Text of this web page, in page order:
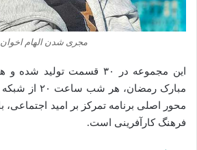
مجری شدن الهام اخوان
این مجموعه در ۳۰ قسمت
مبارک
محور اصلی برنامه تمرکز بر امید
فرهنگ کارآفرینی است.